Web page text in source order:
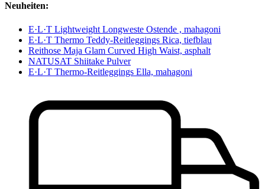
Neuheiten:
E·L·T Lightweight Longweste Ostende , mahagoni
E·L·T Thermo Teddy-Reitleggings Rica, tiefblau
Reithose Maja Glam Curved High Waist, asphalt
NATUSAT Shiitake Pulver
E·L·T Thermo-Reitleggings Ella, mahagoni